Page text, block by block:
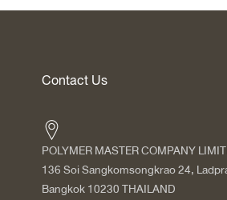
Contact Us
POLYMER MASTER COMPANY
136 Soi Sangkomsongkrao 24,
Bangkok 10230 THAILAND